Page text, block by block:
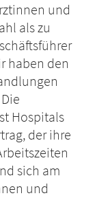
und
als zu
haben den
Hospitals
der ihre
sich am
und